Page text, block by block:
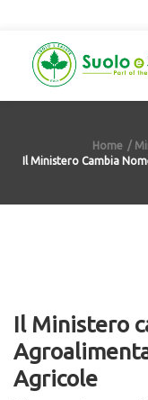
Home
Il Ministero Cambia
Il Ministero
Agricole